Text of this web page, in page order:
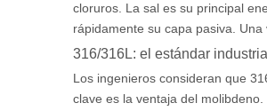
cloruros. La sal es su principal
rápidamente su capa pasiva.
316/316L: el estándar
Los ingenieros consideran que
clave es la ventaja del